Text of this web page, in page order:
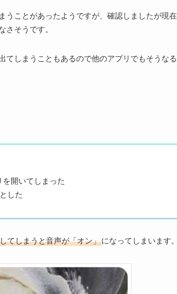
うことがあったようですが、確認しましたが現在
さそうです。
てしまうこともあるので他のアプリでもそうなる
開いてしまった
した
てしまうと音声が「オン」になってしまいます。